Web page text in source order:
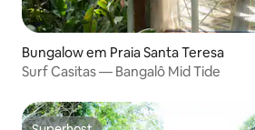
Bungalow em Praia Santa Teresa
Surf Casitas — Bangalô Mid Tide